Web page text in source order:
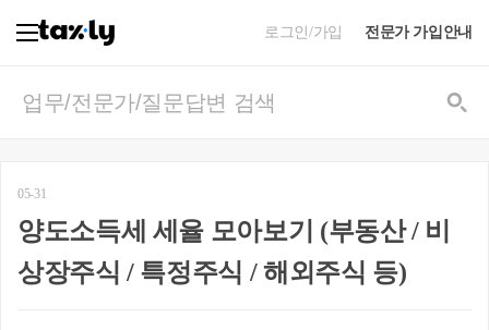
로그인/가입 전문가 가입안내
05-31
양도소득세 세율 모아보기 (부동산 / 비
상장주식 / 특정주식 / 해외주식 등)